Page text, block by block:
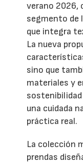
verano 2026,
segmento de
que integra
La nueva
sino que
materiales y
sostenibilidad
una cuidada
práctica real.
La colección
prendas